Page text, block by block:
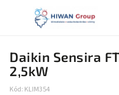
Daikin Sensira
2,5kW
Kód: KLIM354